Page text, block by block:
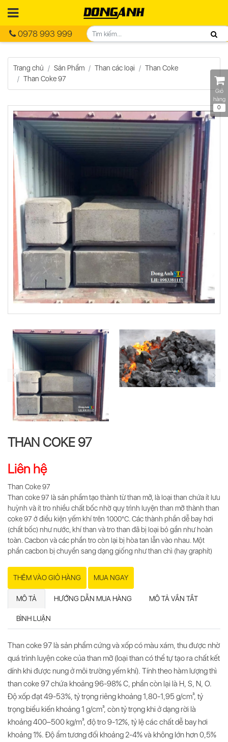
0978 993 999
Giỏ
hàng
0
Trang chủ Sản Phẩm Than các loại
Than Coke
Than Coke 97
THAN COKE 97
Liên hệ
Than Coke 97
Than coke 97 là sản phẩm tạo thành từ than mỡ, là loại than chứa ít lưu
huỳnh và ít tro nhiều chất bốc nhờ quy trình luyện than mỡ thành than
coke 97 ở điều kiện yếm khí trên 1000°С. Các thành phần dễ bay hơi
(chất bốc) như nước, khí than và tro than đã bị loại bỏ gần như hoàn
toàn. Cacbon và các phần tro còn lại bị hòa tan lẫn vào nhau. Một
phần cacbon bị chuyển sang dạng giống như than chì (hay graphít)
THÊM VÀO GIỎ HÀNG MUA NGAY
MÔ TẢ HƯỚNG DẪN MUA HÀNG MÔ TẢ VẮN TẮT
BÌNH LUẬN
Than coke 97 là sản phẩm cứng và xốp có màu xám, thu được nhờ
quá trình luyện coke của than mỡ (loại than có thể tự tạo ra chất kết
dính khi được nung ở môi trường yếm khí). Tính theo hàm lượng thì
than coke 97 chứa khoảng 96-98% С, phần còn lại là Н, S, N, O.
Độ xốp đạt 49-53%, tỷ trọng riêng khoảng 1,80-1,95 g/cm³, tỷ
trọng biểu kiến khoảng 1 g/cm³, còn tỷ trọng khi ở dạng rời là
khoảng 400–500 kg/m³, độ tro 9-12%, tỷ lệ các chất dễ bay hơi
khoảng 1%. Độ ẩm tương đối khoảng 2-4% và không lớn hơn 0,5%